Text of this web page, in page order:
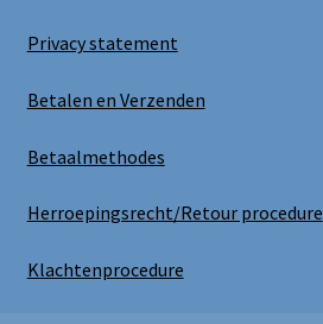
Privacy statement
Betalen en Verzenden
Betaalmethodes
Herroepingsrecht/Retour procedure
Klachtenprocedure